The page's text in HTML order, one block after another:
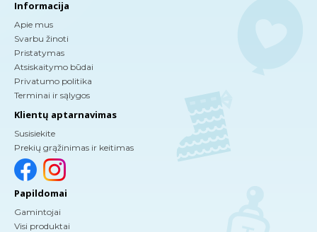
Informacija
Apie mus
Svarbu žinoti
Pristatymas
Atsiskaitymo būdai
Privatumo politika
Terminai ir sąlygos
Klientų aptarnavimas
Susisiekite
Prekių grąžinimas ir keitimas
Papildomai
Gamintojai
Visi produktai